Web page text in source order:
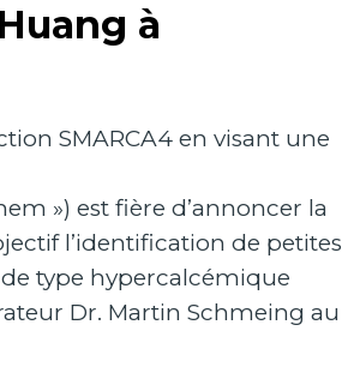
à
SMARCA4 en visant une
») est fière d’annoncer la
l’identification de petites
type hypercalcémique
Dr. Martin Schmeing au